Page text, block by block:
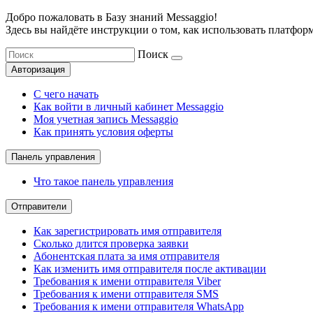
Добро пожаловать в Базу знаний Messaggio!
Здесь вы найдёте инструкции о том, как использовать
Поиск
Авторизация
С чего начать
Как войти в личный кабинет Messaggio
Моя учетная запись Messaggio
Как принять условия оферты
Панель управления
Что такое панель управления
Отправители
Как зарегистрировать имя отправителя
Сколько длится проверка заявки
Абонентская плата за имя отправителя
Как изменить имя отправителя после активации
Требования к имени отправителя Viber
Требования к имени отправителя SMS
Требования к имени отправителя WhatsApp